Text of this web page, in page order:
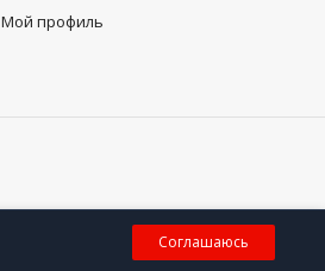
Мой профиль
Соглашаюсь